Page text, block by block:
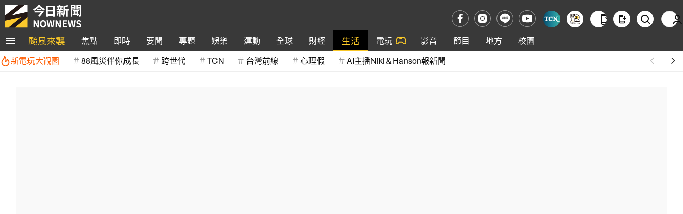
颱風來襲 焦點 即時 要聞 專題 娛樂 運動 全球 財經 生活 電玩 影音 節目 地方
校園
新電玩大觀園
88風災伴你成長 跨世代 TCN 台灣前線 心理假 AI主播Niki＆Hanson報新聞